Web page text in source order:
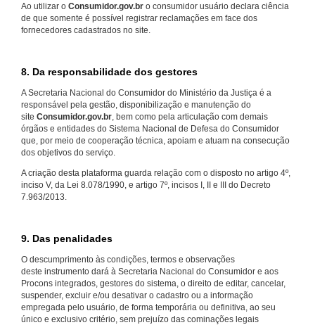
Ao utilizar o Consumidor.gov.br o consumidor usuário declara ciência
de que somente é possível registrar reclamações em face dos
fornecedores cadastrados no site.
8. Da responsabilidade dos gestores
A Secretaria Nacional do Consumidor do Ministério da Justiça é a
responsável pela gestão, disponibilização e manutenção do
site Consumidor.gov.br, bem como pela articulação com demais
órgãos e entidades do Sistema Nacional de Defesa do Consumidor
que, por meio de cooperação técnica, apoiam e atuam na consecução
dos objetivos do serviço.
A criação desta plataforma guarda relação com o disposto no artigo 4º,
inciso V, da Lei 8.078/1990, e artigo 7º, incisos I, II e III do Decreto
7.963/2013.
9. Das penalidades
O descumprimento às condições, termos e observações
deste instrumento dará à Secretaria Nacional do Consumidor e aos
Procons integrados, gestores do sistema, o direito de editar, cancelar,
suspender, excluir e/ou desativar o cadastro ou a informação
empregada pelo usuário, de forma temporária ou definitiva, ao seu
único e exclusivo critério, sem prejuízo das cominações legais